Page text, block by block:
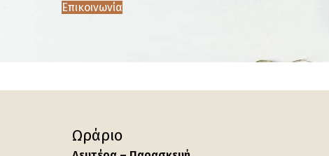
Επικοινωνία
Ωράριο